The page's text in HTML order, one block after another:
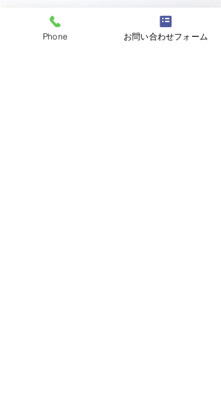
志誠會
〒144-0047
Phone お問い合わせフォーム